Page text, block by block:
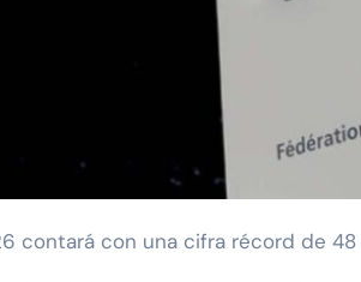
contará con una cifra récord de